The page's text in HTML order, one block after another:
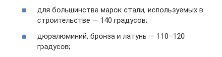
для большинства марок стали, используемых в
строительстве — 140 градусов;
дюралюминий, бронза и латунь — 110–120
градусов;